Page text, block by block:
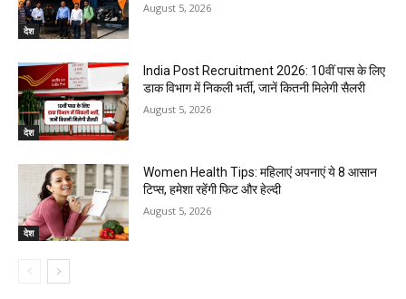
देश
August 5, 2026
देश
India Post Recruitment 2026: 10वीं पास के लिए
डाक विभाग में निकली भर्ती, जानें कितनी मिलेगी सैलरी
August 5, 2026
देश
Women Health Tips: महिलाएं अपनाएं ये 8 आसान
टिप्स, हमेशा रहेंगी फिट और हेल्दी
August 5, 2026